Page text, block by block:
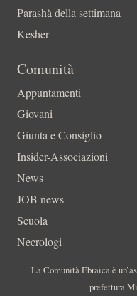
Parashà della settimana
Kesher
Comunità
Appuntamenti
Giovani
Giunta e Consiglio
Insider-Associazioni
News
JOB news
Scuola
Necrologi
La Comunità Ebraica è
prefettura